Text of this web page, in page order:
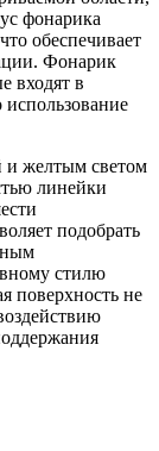
фонарика
обеспечивает
Фонарик
входят в
использование
и желтым светом
линейки
подобрать
стилю
поверхность не